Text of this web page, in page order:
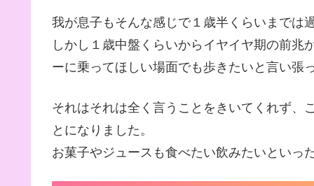
我が息子もそんな感じで１歳半くらいまでは
しかし１歳中盤くらいからイヤイヤ期の前
ーに乗ってほしい場面でも歩きたいと言い張
それはそれは全く言うことをきいてくれず、
とになりました。
お菓子やジュースも食べたい飲みたいといっ